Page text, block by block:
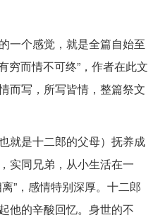
一个感觉，就是全篇自始至
穷而情不可终”，作者在此文
而写，所写皆情，整篇祭文
就是十二郎的父母）抚养成
实同兄弟，从小生活在一
”，感情特别深厚。十二郎
他的辛酸回忆。身世的不